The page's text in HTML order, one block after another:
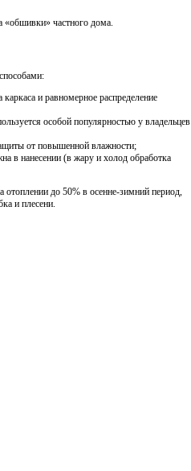
«обшивки» частного дома.
и равномерное распределение
особой популярностью у владельцев
от повышенной влажности;
в нанесении (в жару и холод обработка
до 50% в осенне-зимний период,
и плесени.